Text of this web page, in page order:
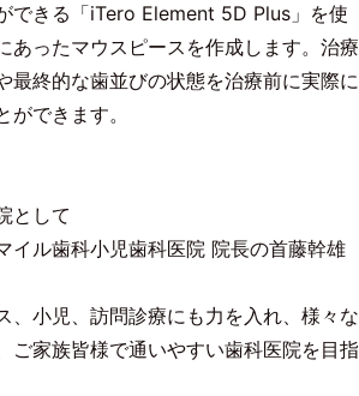
できる「iTero Element 5D Plus」を使
あったマウスピースを作成します。治療
最終的な歯並びの状態を治療前に実際に
できます。
として
イル歯科小児歯科医院 院長の首藤幹雄
、小児、訪問診療にも力を入れ、様々な
ご家族皆様で通いやすい歯科医院を目指